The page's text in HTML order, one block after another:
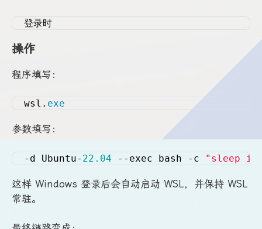
登录时
操作
程序填写：
wsl. exe
参数填写：
-d Ubuntu- 22.04 --exec bash -c "sleep
这样 Windows 登录后会自动启动 WSL，并保持 WSL
常驻。